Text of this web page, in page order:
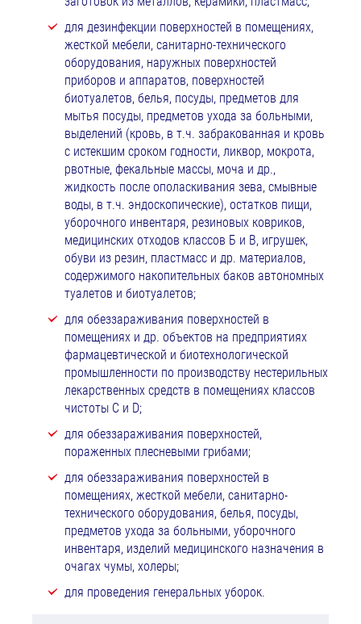
для дезинфекции поверхностей в помещениях,
жесткой мебели, санитарно-технического
оборудования, наружных поверхностей
приборов и аппаратов, поверхностей
биотуалетов, белья, посуды, предметов для
мытья посуды, предметов ухода за больными,
выделений (кровь, в т.ч. забракованная и кровь
с истекшим сроком годности, ликвор, мокрота,
рвотные, фекальные массы, моча и др.,
жидкость после ополаскивания зева, смывные
воды, в т.ч. эндоскопические), остатков пищи,
уборочного инвентаря, резиновых ковриков,
медицинских отходов классов Б и В, игрушек,
обуви из резин, пластмасс и др. материалов,
содержимого накопительных баков автономных
туалетов и биотуалетов;
для обеззараживания поверхностей в
помещениях и др. объектов на предприятиях
фармацевтической и биотехнологической
промышленности по производству нестерильных
лекарственных средств в помещениях классов
чистоты C и D;
для обеззараживания поверхностей,
пораженных плесневыми грибами;
для обеззараживания поверхностей в
помещениях, жесткой мебели, санитарно-
технического оборудования, белья, посуды,
предметов ухода за больными, уборочного
инвентаря, изделий медицинского назначения в
очагах чумы, холеры;
для проведения генеральных уборок.